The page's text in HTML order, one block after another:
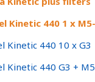
Kinetic 440 1 x M5
Kinetic 440 10 x G3
Kinetic 440 G3 + M5